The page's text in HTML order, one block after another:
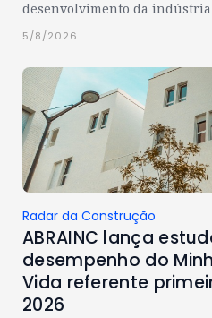
desenvolvimento da
5/8/2026
Radar da Construção
ABRAINC lança
desempenho do
Vida referente
2026